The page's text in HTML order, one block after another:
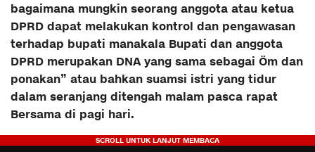
bagaimana mungkin seorang anggota atau ketua
DPRD dapat melakukan kontrol dan pengawasan
terhadap bupati manakala Bupati dan anggota
DPRD merupakan DNA yang sama sebagai Öm dan
ponakan” atau bahkan suamsi istri yang tidur
dalam seranjang ditengah malam pasca rapat
Bersama di pagi hari.